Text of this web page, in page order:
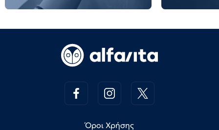
Όροι Χρήσης